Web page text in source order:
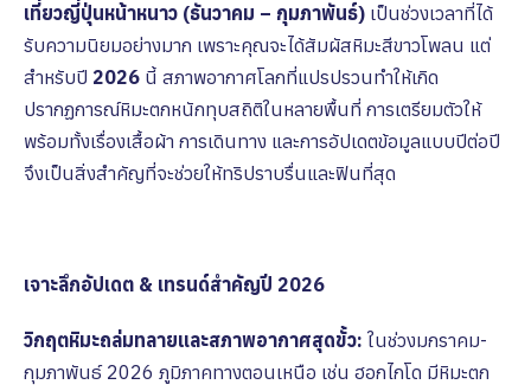
เที่ยวญี่ปุ่นหน้าหนาว (ธันวาคม – กุมภาพันธ์) เป็นช่วงเวลาที่ได้
รับความนิยมอย่างมาก เพราะคุณจะได้สัมผัสหิมะสีขาวโพลน แต่
สำหรับปี 2026 นี้ สภาพอากาศโลกที่แปรปรวนทำให้เกิด
ปรากฏการณ์หิมะตกหนักทุบสถิติในหลายพื้นที่ การเตรียมตัวให้
พร้อมทั้งเรื่องเสื้อผ้า การเดินทาง และการอัปเดตข้อมูลแบบปีต่อปี
จึงเป็นสิ่งสำคัญที่จะช่วยให้ทริปราบรื่นและฟินที่สุด
เจาะลึกอัปเดต & เทรนด์สำคัญปี 2026
วิกฤตหิมะถล่มทลายและสภาพอากาศสุดขั้ว: ในช่วงมกราคม-
กุมภาพันธ์ 2026 ภูมิภาคทางตอนเหนือ เช่น ฮอกไกโด มีหิมะตก